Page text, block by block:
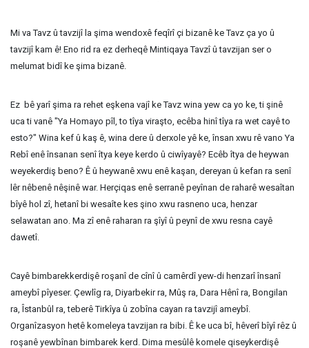
Mi va Tavz û tavzijî la şima wendoxê feqîrî çi bizanê ke Tavz ça yo û
tavzijî kam ê! Eno rid ra ez derheqê Mintiqaya Tavzî û tavzijan ser o
melumat bidî ke şima bizanê.
Ez bê yarî şima ra rehet eşkena vajî ke Tavz wina yew ca yo ke, ti şinê
uca ti vanê "Ya Homayo pîl, to tîya viraşto, ecêba hinî tîya ra wet cayê to
esto?" Wina kef û kaş ê, wina dere û derxole yê ke, însan xwu rê vano Ya
Rebî enê însanan senî îtya keye kerdo û ciwîyayê? Ecêb îtya de heywan
weyekerdiş beno? Ê û heywanê xwu enê kaşan, dereyan û kefan ra senî
lêr nêbenê nêşinê war. Herçiqas enê serranê peyînan de raharê wesaîtan
bîyê hol zî, hetanî bi wesaîte kes şino xwu rasneno uca, henzar
selawatan ano. Ma zî enê raharan ra şîyî û peynî de xwu resna cayê
dawetî.
Cayê bimbarekkerdişê roşanî de cînî û camêrdî yew-di henzarî însanî
ameybî pîyeser. Çewlîg ra, Diyarbekir ra, Mûş ra, Dara Hênî ra, Bongilan
ra, Îstanbûl ra, teberê Tirkîya û zobîna cayan ra tavzijî ameybî.
Organîzasyon hetê komeleya tavzijan ra bibi. Ê ke uca bî, hêverî bîyî rêz û
roşanê yewbînan bimbarek kerd. Dima mesûlê komele qiseykerdişê